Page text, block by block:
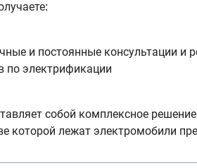
и постоянные консультации и
по электрификации
собой комплексное
которой лежат электромобили